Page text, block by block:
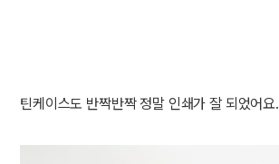
틴케이스도 반짝반짝 정말 인쇄가 잘 되었어요.